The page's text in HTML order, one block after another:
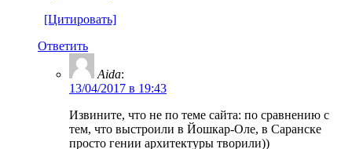
[Цитировать]
Ответить
Aida:
13/04/2017 в 19:43
Извините, что не по теме сайта: по сравнению с
тем, что выстроили в Йошкар-Оле, в Саранске
просто гении архитектуры творили))